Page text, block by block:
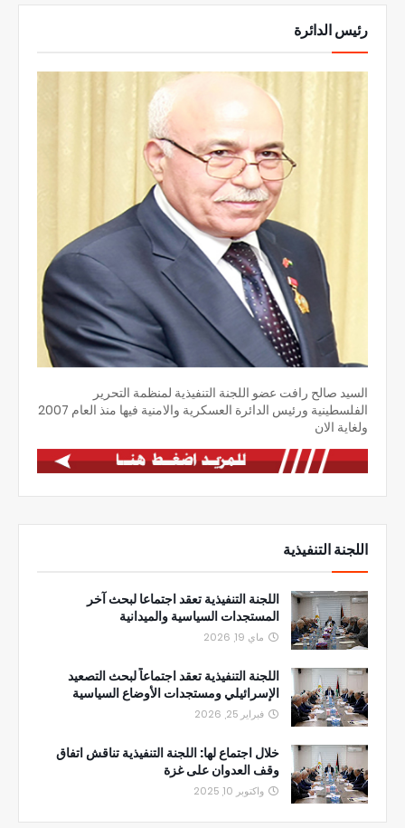
رئيس الدائرة
السيد صالح رافت عضو اللجنة التنفيذية لمنظمة التحرير
الفلسطينية ورئيس الدائرة العسكرية والامنية فيها منذ العام 2007
ولغاية الان
اللجنة التنفيذية
اللجنة التنفيذية تعقد اجتماعا لبحث آخر
المستجدات السياسية والميدانية
ماي 19, 2026
اللجنة التنفيذية تعقد اجتماعاً لبحث التصعيد
الإسرائيلي ومستجدات الأوضاع السياسية
فبراير 25, 2026
خلال اجتماع لها: اللجنة التنفيذية تناقش اتفاق
وقف العدوان على غزة
واكتوبر 10, 2025